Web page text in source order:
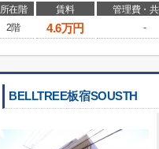
所在階 賃料 管理費・
2階
4.6万円 -
BELLTREE板宿SOUSTH